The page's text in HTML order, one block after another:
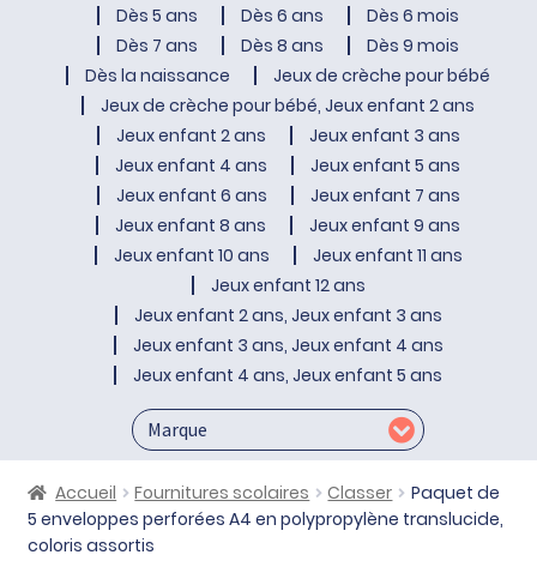
Dès 5 ans
Dès 6 ans
Dès 6 mois
Dès 7 ans
Dès 8 ans
Dès 9 mois
Dès la naissance
Jeux de crèche pour bébé
Jeux de crèche pour bébé, Jeux enfant 2 ans
Jeux enfant 2 ans
Jeux enfant 3 ans
Jeux enfant 4 ans
Jeux enfant 5 ans
Jeux enfant 6 ans
Jeux enfant 7 ans
Jeux enfant 8 ans
Jeux enfant 9 ans
Jeux enfant 10 ans
Jeux enfant 11 ans
Jeux enfant 12 ans
Jeux enfant 2 ans, Jeux enfant 3 ans
Jeux enfant 3 ans, Jeux enfant 4 ans
Jeux enfant 4 ans, Jeux enfant 5 ans
Accueil Fournitures scolaires Classer
Paquet de
5 enveloppes perforées A4 en polypropylène translucide,
coloris assortis